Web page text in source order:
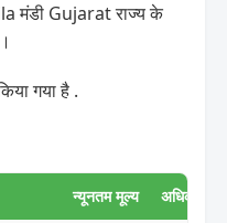
मंडी Gujarat राज्य के
गया है .
न्यूनतम मूल्य अधिकतम